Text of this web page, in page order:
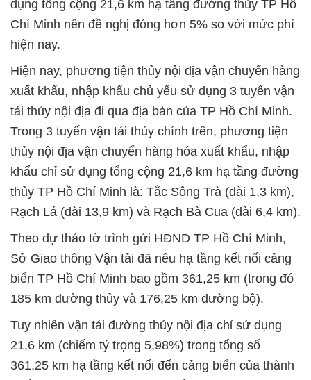
dụng tổng cộng 21,6 km hạ tầng đường thủy TP Hồ
Chí Minh nên đề nghị đóng hơn 5% so với mức phí
hiện nay.
Hiện nay, phương tiện thủy nội địa vận chuyển hàng
xuất khẩu, nhập khẩu chủ yếu sử dụng 3 tuyến vận
tải thủy nội địa đi qua địa bàn của TP Hồ Chí Minh.
Trong 3 tuyến vận tải thủy chính trên, phương tiện
thủy nội địa vận chuyển hàng hóa xuất khẩu, nhập
khẩu chỉ sử dụng tổng cộng 21,6 km hạ tầng đường
thủy TP Hồ Chí Minh là: Tắc Sông Trà (dài 1,3 km),
Rạch Lá (dài 13,9 km) và Rạch Bà Cua (dài 6,4 km).
Theo dự thảo tờ trình gửi HĐND TP Hồ Chí Minh,
Sở Giao thông Vận tải đã nêu hạ tầng kết nối cảng
biển TP Hồ Chí Minh bao gồm 361,25 km (trong đó
185 km đường thủy và 176,25 km đường bộ).
Tuy nhiên vận tải đường thủy nội địa chỉ sử dụng
21,6 km (chiếm tỷ trọng 5,98%) trong tổng số
361,25 km hạ tầng kết nối đến cảng biển của thành